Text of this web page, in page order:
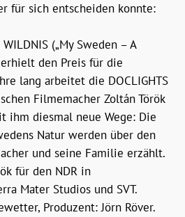
für sich entscheiden konnte:
WILDNIS („My Sweden – A
den Preis für die
lang arbeitet die DOCLIGHTS
Filmemacher Zoltán Török
ihm diesmal neue Wege: Die
Natur werden über den
und seine Familie erzählt.
für den NDR in
Mater Studios und SVT.
Produzent: Jörn Röver.